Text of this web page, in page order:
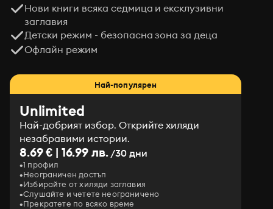
Нови книги всяка седмица и ексклузивни
заглавия
Детски режим - безопасна зона за деца
Офлайн режим
Най-популярен
Unlimited
Най-добрият избор. Открийте хиляди
незабравими истории.
8.69 € | 16.99 лв./30 дни
1 профил
Неограничен достъп
Избирайте от хиляди заглавия
Слушайте и четете неограничено
Прекратете по всяко време